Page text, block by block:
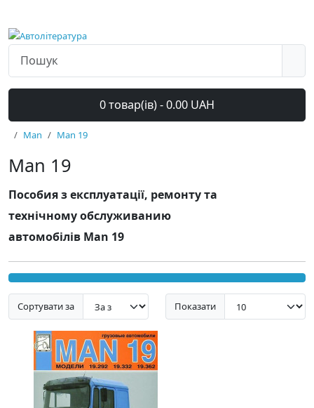
0 товар(ів) - 0.00 UAH
Man Man 19
Man 19
Пособия з експлуатації, ремонту та
технічному обслуживанию
автомобілів Man 19
Сортувати за Показати